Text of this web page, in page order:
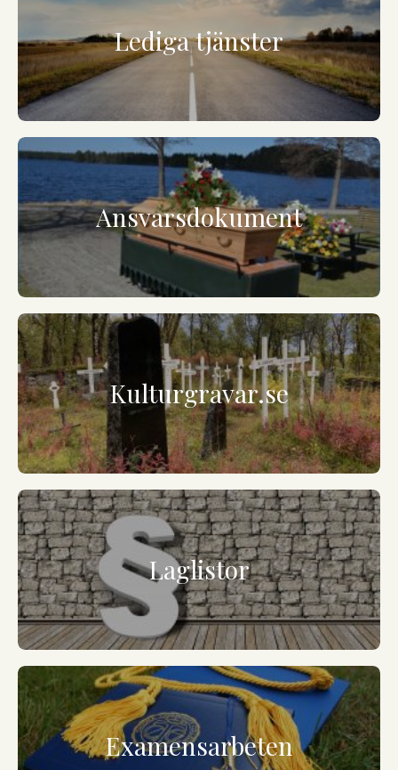
Lediga tjänster
Ansvarsdokument
Kulturgravar.se
Laglistor
Examensarbeten